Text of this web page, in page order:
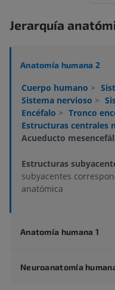
Jerarquía
Anatomía humana 2
Cuerpo humano >
Sistema nervioso >
Encéfalo > Tronco
Estructuras centrales
Acueducto
Estructuras
subyacentes
anatómica
Anatomía humana 1
Neuroanatomía